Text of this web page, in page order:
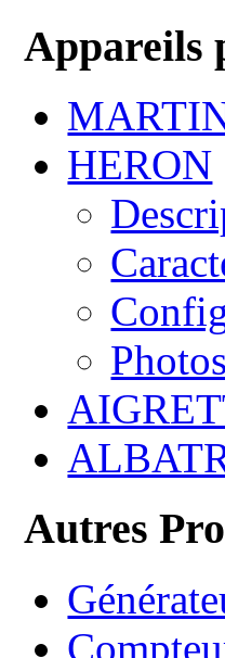
Appareils
HERON
Photos
Autres